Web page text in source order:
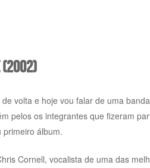
volta e hoje vou falar de uma
pelos os integrantes que fizeram
primeiro álbum.
Cornell, vocalista de uma das